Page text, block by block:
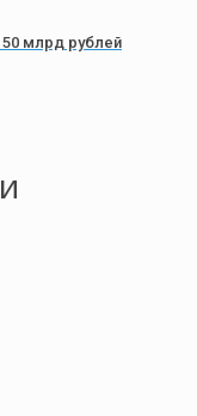
50 млрд рублей